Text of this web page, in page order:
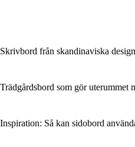
Skrivbord från skandinaviska
Trädgårdsbord som gör uterummet
Inspiration: Så kan sidobord